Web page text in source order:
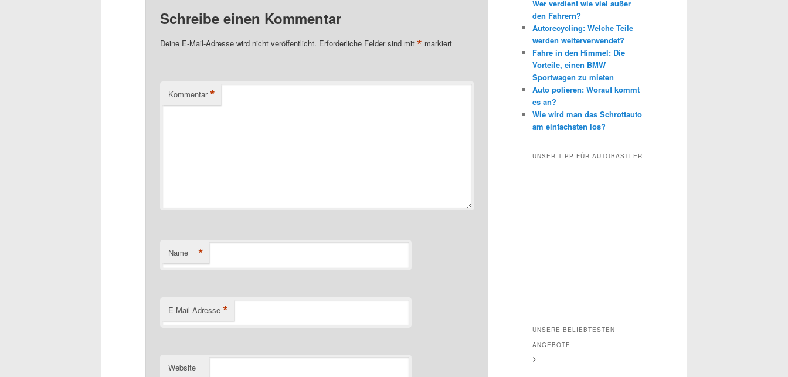
Schreibe einen Kommentar
Deine E-Mail-Adresse wird nicht veröffentlicht. Erforderliche Felder sind mit* markiert
Kommentar *
Name *
E-Mail-Adresse *
Website
Wer verdient wie viel außer
den Fahrern?
Autorecycling: Welche Teile
werden weiterverwendet?
Fahre in den Himmel: Die
Vorteile, einen BMW
Sportwagen zu mieten
Auto polieren: Worauf kommt
es an?
Wie wird man das Schrottauto
am einfachsten los?
UNSER TIPP FÜR AUTOBASTLER
UNSERE BELIEBTESTEN
ANGEBOTE
>